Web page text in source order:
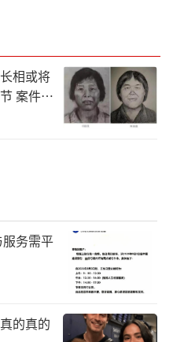
时续，但都在生命里
彼此在心里为对方
形式。炎亚纶的新频
名字起得妙。人都是
待友情的方式也在不
一个炎亚纶》的青涩
通透。这种成长，也
方式上。鬼鬼同样在
人母，人生角色转
相或将
案件迎
务需平
的真的